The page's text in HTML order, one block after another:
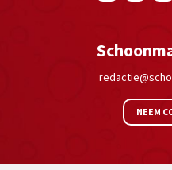
NEEM